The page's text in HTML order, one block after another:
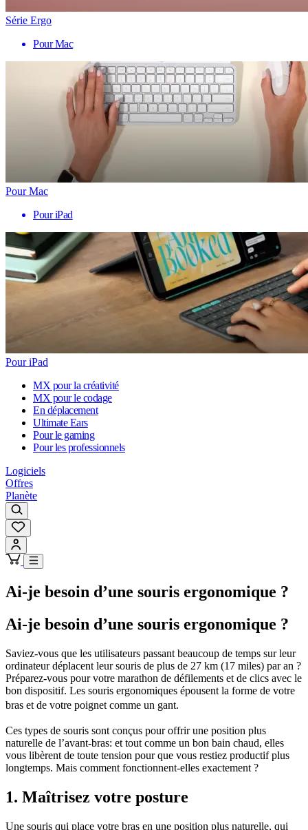
Série Ergo
Pour Mac
Pour Mac
Pour iPad
Pour iPad
MX pour la créativité
MX pour le codage
En déplacement
Ultimate Ears
Pour le gaming
Pour les professionnels
Logiciels
Offres
Planète
Ai-je besoin d’une souris ergonomique ?
Ai-je besoin d’une souris ergonomique ?
Saviez-vous que les utilisateurs passant beaucoup de temps sur leur
ordinateur déplacent leur souris de plus de 27 km (17 miles) par an ?
Préparez-vous pour votre marathon de défilements et de clics avec le
bon dispositif. Les souris ergonomiques épousent la forme de votre
bras et de votre poignet comme un gant.
Ces types de souris sont conçus pour offrir une position plus
naturelle de l’avant-bras: et tout comme un bon bain chaud, elles
vous libèrent de toute tension pour que vous restiez productif plus
longtemps. Mais comment fonctionnent-elles exactement ?
1. Maîtrisez votre posture
Une souris qui place votre bras en une position plus naturelle, qui